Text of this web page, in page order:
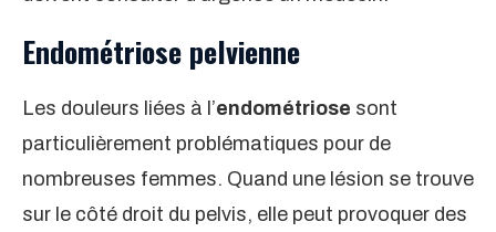
Endométriose pelvienne
Les douleurs liées à l’endométriose sont
particulièrement problématiques pour de
nombreuses femmes. Quand une lésion se trouve
sur le côté droit du pelvis, elle peut provoquer des